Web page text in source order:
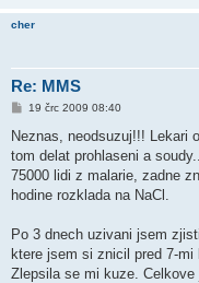
cher
Re: MMS
P
í
p
ě
e
19 črc 2009 08:40
Neznas, neodsuzuj!!! Lekari
tom delat prohlaseni a
75000 lidi z malarie, zadne
hodine rozklada na NaCl.
Po 3 dnech uzivani jsem
ktere jsem si znicil pred 7-
Zlepsila se mi kuze.